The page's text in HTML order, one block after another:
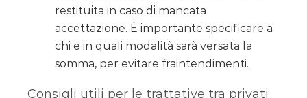
restituita in caso di mancata
accettazione. È importante specificare a
chi e in quali modalità sarà versata la
somma, per evitare fraintendimenti.
Consigli utili per le trattative tra privati